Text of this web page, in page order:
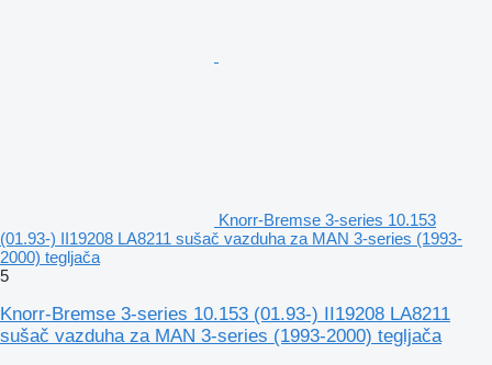
Knorr-Bremse 3-series 10.153
(01.93-) II19208 LA8211 sušač vazduha za MAN 3-series (1993-
2000) tegljača
5
Knorr-Bremse 3-series 10.153 (01.93-) II19208 LA8211
sušač vazduha za MAN 3-series (1993-2000) tegljača